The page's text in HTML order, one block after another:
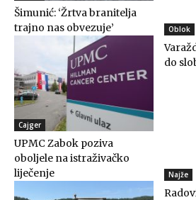
Šimunić: ‘Žrtva branitelja
trajno nas obvezuje’
Cajger
UPMC Zabok poziva
oboljele na istraživačko
liječenje
Oblok
do
Najže